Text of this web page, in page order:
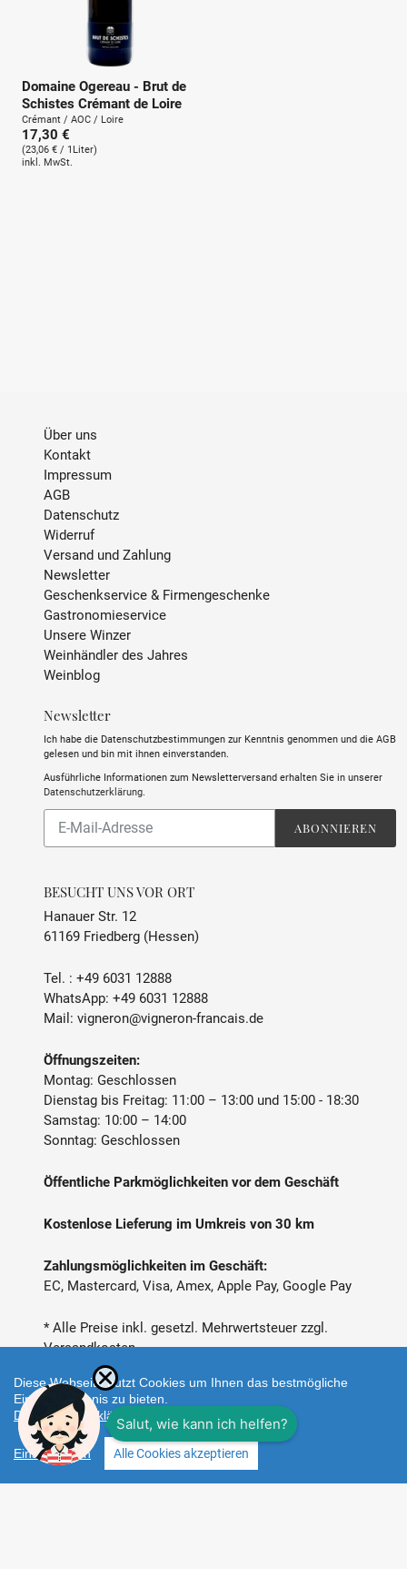
Domaine Ogereau - Brut de
Schistes Crémant de Loire
Crémant / AOC / Loire
17,30 €
(23,06 € / 1Liter)
inkl. MwSt.
Über uns
Kontakt
Impressum
AGB
Datenschutz
Widerruf
Versand und Zahlung
Newsletter
Geschenkservice & Firmengeschenke
Gastronomieservice
Unsere Winzer
Weinhändler des Jahres
Weinblog
Newsletter
Ich habe die Datenschutzbestimmungen zur Kenntnis genommen und die AGB
gelesen und bin mit ihnen einverstanden.
Ausführliche Informationen zum Newsletterversand erhalten Sie in unserer
Datenschutzerklärung.
unsere
ABONNIEREN
BESUCHT UNS VOR ORT
Hanauer Str. 12
61169 Friedberg (Hessen)
Tel. : +49 6031 12888
WhatsApp: +49 6031 12888
Mail: vigneron@vigneron-francais.de
Öffnungszeiten:
Montag: Geschlossen
Dienstag bis Freitag: 11:00 – 13:00 und 15:00 - 18:30
Samstag: 10:00 – 14:00
Sonntag: Geschlossen
Öffentliche Parkmöglichkeiten vor dem Geschäft
Kostenlose Lieferung im Umkreis von 30 km
Zahlungsmöglichkeiten im Geschäft:
EC, Mastercard, Visa, Amex, Apple Pay, Google Pay
* Alle Preise inkl. gesetzl. Mehrwertsteuer zzgl.
Versandkosten
Zahlungsarten
Diese Webseite nutzt Cookies um Ihnen das bestmögliche
Einkaufserlebnis zu bieten.
Datenschutzerklärung
Einstellungen Alle Cookies akzeptieren